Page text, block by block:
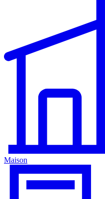
Maison